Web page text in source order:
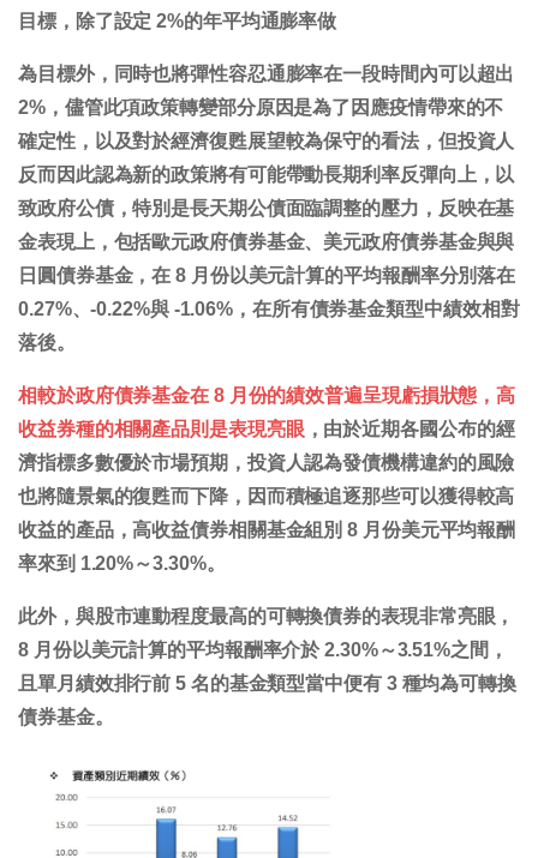
目標，除了設定 2%的年平均通膨率做
為目標外，同時也將彈性容忍通膨率在一段時間內可以超出
2%，儘管此項政策轉變部分原因是為了因應疫情帶來的不
確定性，以及對於經濟復甦展望較為保守的看法，但投資人
反而因此認為新的政策將有可能帶動長期利率反彈向上，以
致政府公債，特別是長天期公債面臨調整的壓力，反映在基
金表現上，包括歐元政府債券基金、美元政府債券基金與與
日圓債券基金，在 8 月份以美元計算的平均報酬率分別落在
0.27%、-0.22%與 -1.06%，在所有債券基金類型中績效相對
落後。
相較於政府債券基金在 8 月份的績效普遍呈現虧損狀態，高
收益券種的相關產品則是表現亮眼，由於近期各國公布的經
濟指標多數優於市場預期，投資人認為發債機構違約的風險
也將隨景氣的復甦而下降，因而積極追逐那些可以獲得較高
收益的產品，高收益債券相關基金組別 8 月份美元平均報酬
率來到 1.20%～3.30%。
此外，與股市連動程度最高的可轉換債券的表現非常亮眼，
8 月份以美元計算的平均報酬率介於 2.30%～3.51%之間，
且單月績效排行前 5 名的基金類型當中便有 3 種均為可轉換
債券基金。